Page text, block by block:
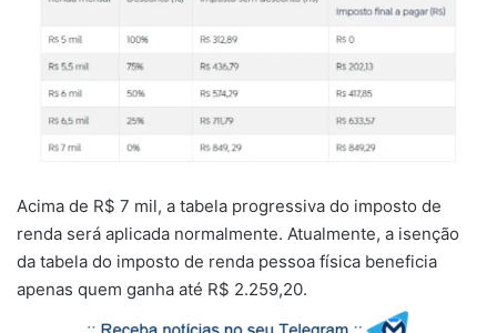
Acima de R$ 7 mil, a tabela progressiva do imposto de
renda será aplicada normalmente. Atualmente, a isenção
da tabela do imposto de renda pessoa física beneficia
apenas quem ganha até R$ 2.259,20.